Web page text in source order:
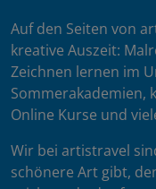
Auf den Seiten von
kreative Auszeit:
Zeichnen lernen im
Sommerakademien,
Online Kurse und
Wir bei artistravel
schönere Art gibt,